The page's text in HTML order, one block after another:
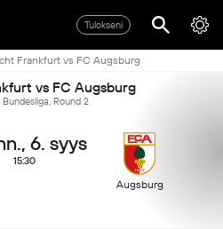
Tulokseni
Frankfurt vs FC Augsburg
vs FC Augsburg
Bundesliga, Round 2
6. syys
15:30
Augsburg